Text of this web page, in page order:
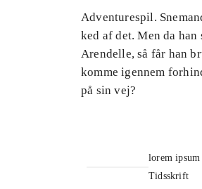
Adventurespil.
ked af det. Men da
Arendelle, så får han
komme igennem
på sin vej?
lorem
Tidsskrift